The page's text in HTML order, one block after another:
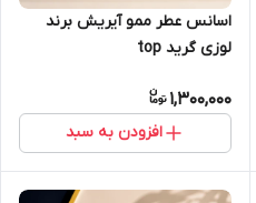
اسانس عطر ممو آیریش برند
لوزی گرید top
1,300,000
افزودن به سبد